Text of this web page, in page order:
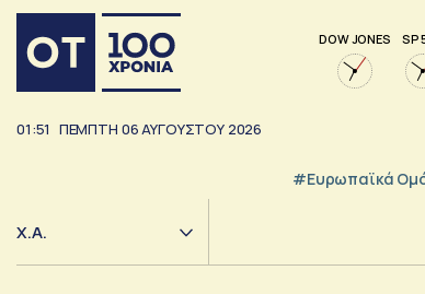
DOW JONES SP
01:51 ΠΕΜΠΤΗ 06ΑΥΓΟΥΣΤΟΥ 2026
#Ευρωπαϊκά
Χ.Α.